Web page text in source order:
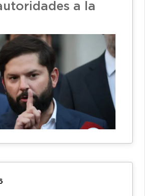
a la